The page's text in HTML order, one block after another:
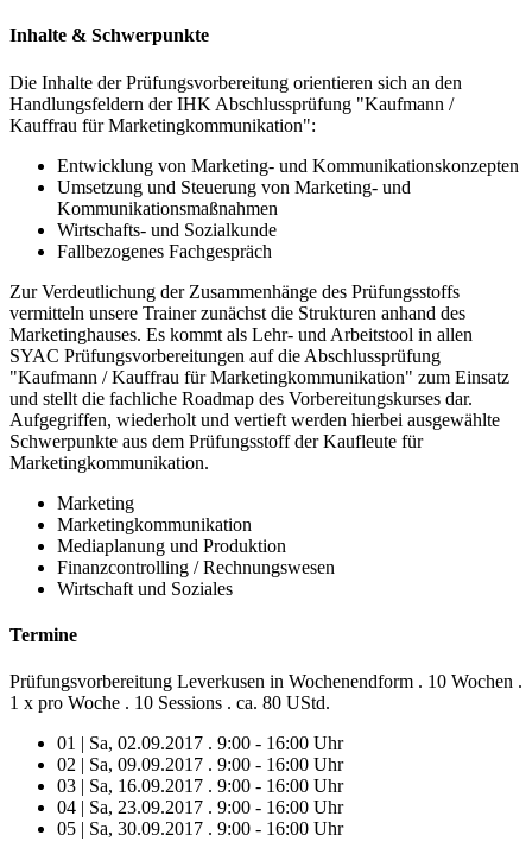
Inhalte & Schwerpunkte
Die Inhalte der Prüfungsvorbereitung orientieren sich an den
Handlungsfeldern der IHK Abschlussprüfung "Kaufmann /
Kauffrau für Marketingkommunikation":
Entwicklung von Marketing- und Kommunikationskonzepten
Umsetzung und Steuerung von Marketing- und
Kommunikationsmaßnahmen
Wirtschafts- und Sozialkunde
Fallbezogenes Fachgespräch
Zur Verdeutlichung der Zusammenhänge des Prüfungsstoffs
vermitteln unsere Trainer zunächst die Strukturen anhand des
Marketinghauses. Es kommt als Lehr- und Arbeitstool in allen
SYAC Prüfungsvorbereitungen auf die Abschlussprüfung
"Kaufmann / Kauffrau für Marketingkommunikation" zum Einsatz
und stellt die fachliche Roadmap des Vorbereitungskurses dar.
Aufgegriffen, wiederholt und vertieft werden hierbei ausgewählte
Schwerpunkte aus dem Prüfungsstoff der Kaufleute für
Marketingkommunikation.
Marketing
Marketingkommunikation
Mediaplanung und Produktion
Finanzcontrolling / Rechnungswesen
Wirtschaft und Soziales
Termine
Prüfungsvorbereitung Leverkusen in Wochenendform . 10 Wochen .
1 x pro Woche . 10 Sessions . ca. 80 UStd.
01 | Sa, 02.09.2017 . 9:00 - 16:00 Uhr
02 | Sa, 09.09.2017 . 9:00 - 16:00 Uhr
03 | Sa, 16.09.2017 . 9:00 - 16:00 Uhr
04 | Sa, 23.09.2017 . 9:00 - 16:00 Uhr
05 | Sa, 30.09.2017 . 9:00 - 16:00 Uhr